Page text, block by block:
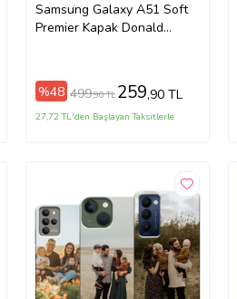
Samsung Galaxy A51 Soft
Premier Kapak Donald
%48 499,90 TL 259,90 TL
27,72 TL'den Başlayan Taksitlerle